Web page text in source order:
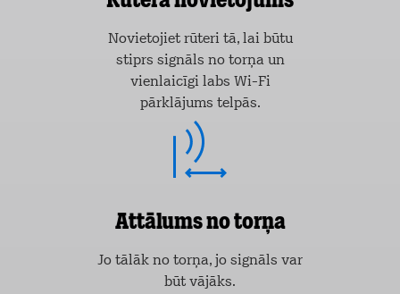
Novietojiet rūteri tā, lai būtu
stiprs signāls no torņa un
vienlaicīgi labs Wi-Fi
pārklājums telpās.
Attālums no torņa
Jo tālāk no torņa, jo signāls var
būt vājāks.